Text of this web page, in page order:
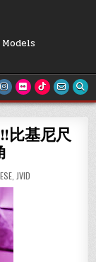
比基尼尺
JVID